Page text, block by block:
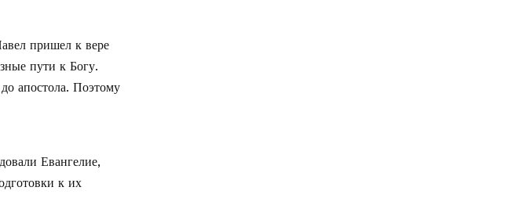
пришел к вере
пути к Богу.
апостола. Поэтому
Евангелие,
к их